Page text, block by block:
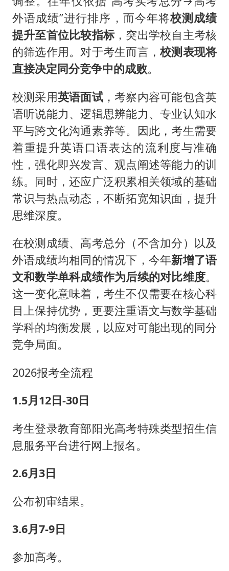
外语成绩”进行排序，而今年将校测成绩
提升至首位比较指标，突出学校自主考核
的筛选作用。对于考生而言，校测表现将
直接决定同分竞争中的成败。
校测采用英语面试，考察内容可能包含英
语听说能力、逻辑思辨能力、专业认知水
平与跨文化沟通素养等。因此，考生需要
着重提升英语口语表达的流利度与准确
性，强化即兴发言、观点阐述等能力的训
练。同时，还应广泛积累相关领域的基础
常识与热点动态，不断拓宽知识面，提升
思维深度。
在校测成绩、高考总分（不含加分）以及
外语成绩均相同的情况下，今年新增了语
文和数学单科成绩作为后续的对比维度。
这一变化意味着，考生不仅需要在核心科
目上保持优势，更要注重语文与数学基础
学科的均衡发展，以应对可能出现的同分
竞争局面。
2026报考全流程
1.5月12日-30日
考生登录教育部阳光高考特殊类型招生信
息服务平台进行网上报名。
2.6月3日
公布初审结果。
3.6月7-9日
参加高考。